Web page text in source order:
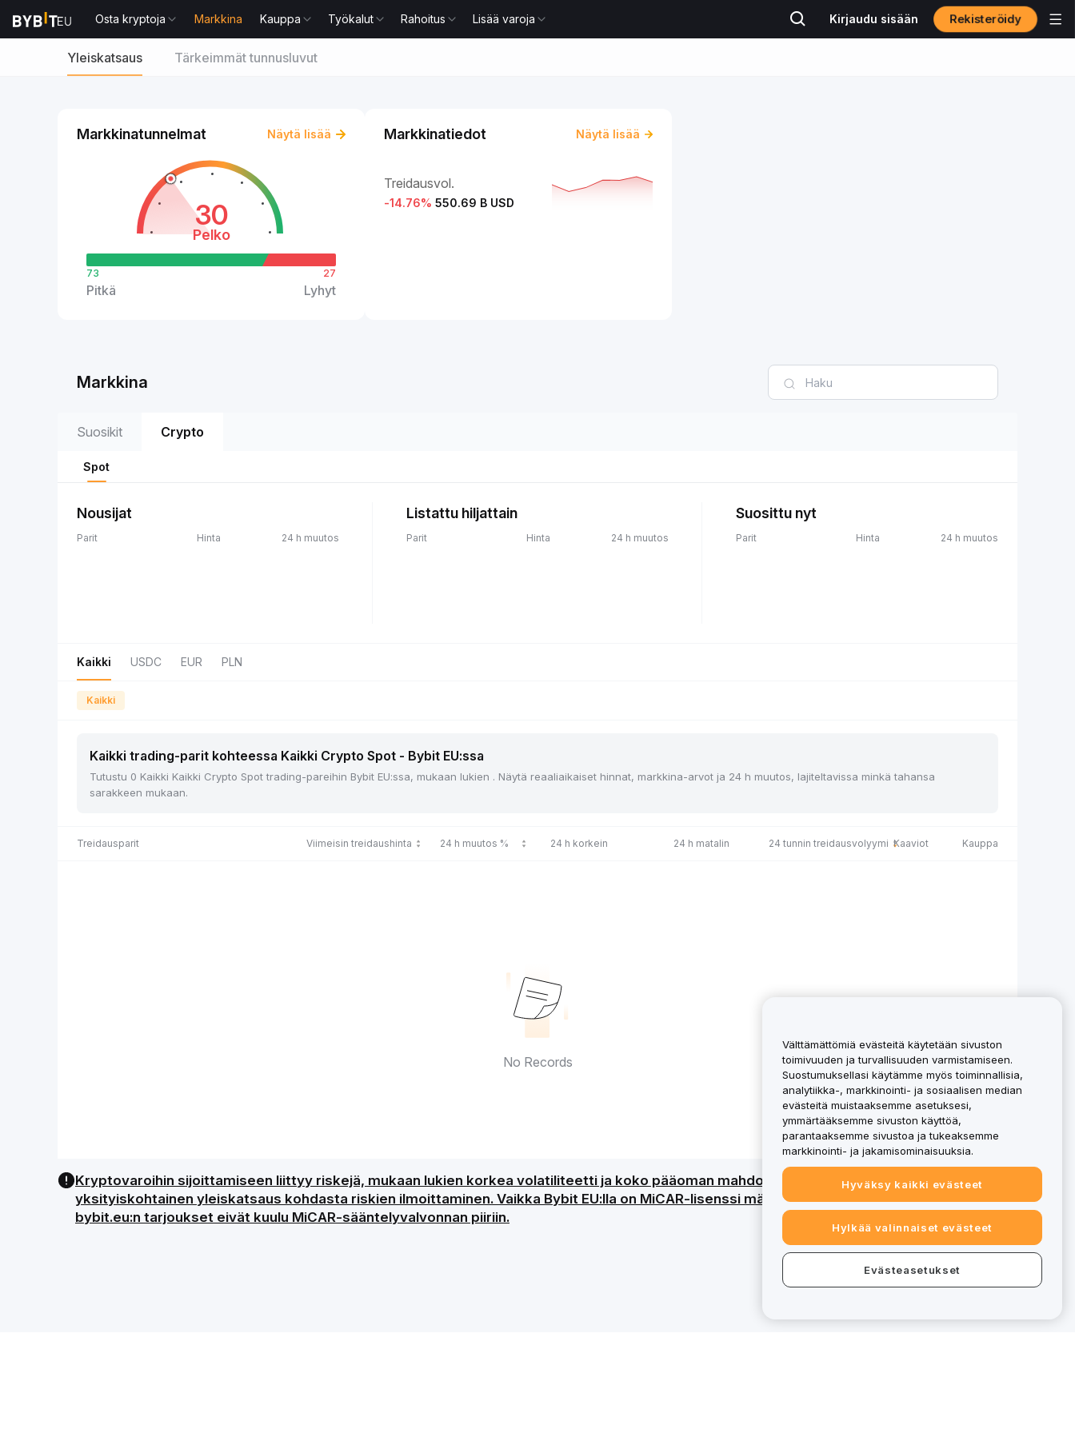
Osta kryptoja Markkina Kauppa Työkalut Rahoitus Lisää varoja Kirjaudu sisään Rekisteröidy
Yleiskatsaus Tärkeimmät tunnusluvut
Markkinatunnelmat Näytä lisää
30
Pelko
73
Pitkä
27
Lyhyt
Markkinatiedot Näytä lisää
Treidausvol.
-14.76% 550.69 B USD
Markkina
Suosikit Crypto
Spot
Nousijat
Parit Hinta 24 h muutos
Listattu hiljattain
Parit Hinta 24 h muutos
Suosittu nyt
Parit Hinta 24 h muutos
Kaikki USDC EUR PLN
Kaikki
Kaikki trading-parit kohteessa Kaikki Crypto Spot - Bybit EU:ssa
Tutustu 0 Kaikki Kaikki Crypto Spot trading-pareihin Bybit EU:ssa, mukaan lukien . Näytä reaaliaikaiset hinnat, markkina-arvot ja 24 h muutos, lajiteltavissa minkä tahansa
sarakkeen mukaan.
Treidausparit Viimeisin treidaushinta 24 h muutos % 24 h korkein 24 h matalin 24 tunnin treidausvolyymi Kaaviot Kauppa
No Records
Kryptovaroihin sijoittamiseen liittyy riskejä, mukaan lukien korkea volatiliteetti ja koko pääoman mahdollinen menetys. Katso
yksityiskohtainen yleiskatsaus kohdasta riskien ilmoittaminen. Vaikka Bybit EU:lla on MiCAR-lisenssi määritettyjä palveluja varten, tietyt
bybit.eu:n tarjoukset eivät kuulu MiCAR-sääntelyvalvonnan piiriin.
Välttämättömiä evästeitä käytetään sivuston
toimivuuden ja turvallisuuden varmistamiseen.
Suostumuksellasi käytämme myös toiminnallisia,
analytiikka-, markkinointi- ja sosiaalisen median
evästeitä muistaaksemme asetuksesi,
ymmärtääksemme sivuston käyttöä,
parantaaksemme sivustoa ja tukeaksemme
markkinointi- ja jakamisominaisuuksia.
Hyväksy kaikki evästeet
Hylkää valinnaiset evästeet
Evästeasetukset